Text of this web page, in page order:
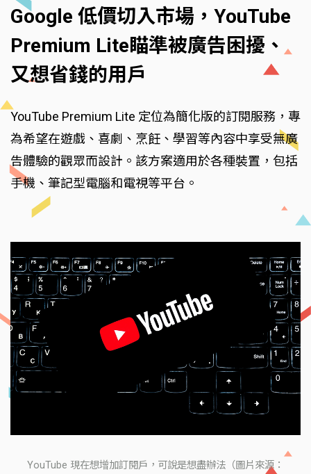
Google 低價切入市場，YouTube
Premium Lite瞄準被廣告困擾、
又想省錢的用戶
YouTube Premium Lite 定位為簡化版的訂閱服務，專
為希望在遊戲、喜劇、烹飪、學習等內容中享受無廣
告體驗的觀眾而設計。該方案適用於各種裝置，包括
手機、筆記型電腦和電視等平台。
YouTube 現在想增加訂閱戶，可說是想盡辦法（圖片來源：